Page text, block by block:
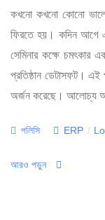
কখনো কখনো কোনো ভালো
ফিরতে হয়। কদিন আগে
সেমিনার কক্ষে চমৎকার
প্রতিষ্ঠান ডেটাসফট। এই
অর্জন করেছে। আলোচ্য
Categories
পলিসি Tags
ERP /
আরও পড়ুন